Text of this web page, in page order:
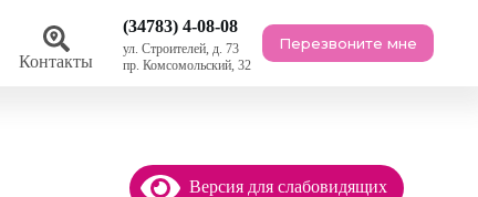
Контакты
(34783) 4-08-08
ул. Строителей, д. 73
пр. Комсомольский, 32
Перезвоните мне
Версия для слабовидящих